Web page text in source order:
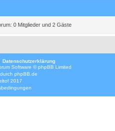
0 Mitglieder und 2 Gäste
Datenschutzerklärung
Software © phpBB Limited
phpBB.de
2017